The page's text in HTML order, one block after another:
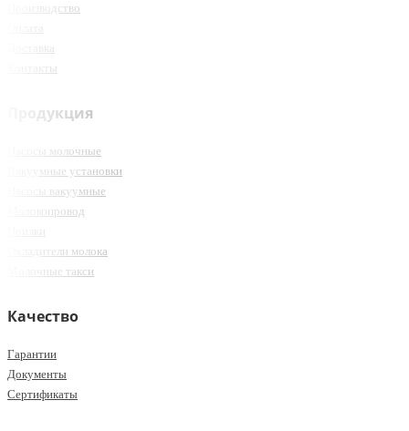
Производство
Доставка
Контакты
Продукция
Насосы молочные
Вакуумные установки
Насосы вакуумные
Молокопровод
Охладители молока
Молочные такси
Качество
Гарантии
Документы
Сертификаты